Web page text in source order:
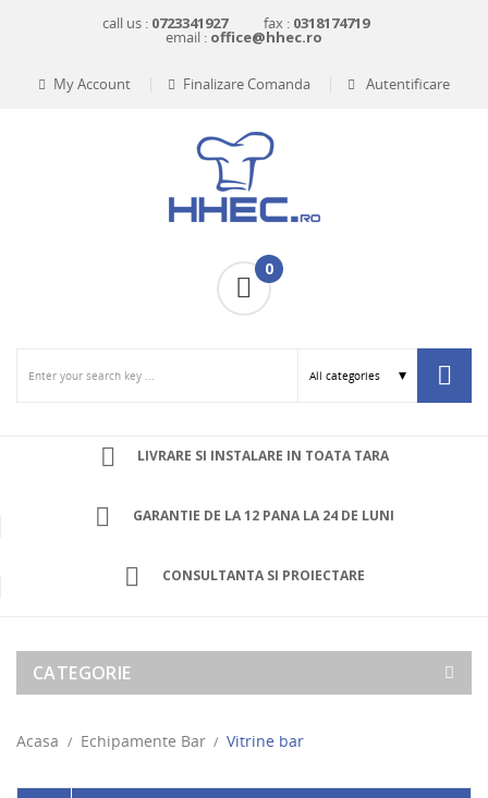
call us : 0723341927 fax : 0318174719
email : office@hhec.ro
My Account Finalizare Comanda Autentificare
0
LIVRARE SI INSTALARE IN TOATA TARA
GARANTIE DE LA 12 PANA LA 24 DE LUNI
CONSULTANTA SI PROIECTARE
CATEGORIE
Acasa Echipamente Bar Vitrine bar